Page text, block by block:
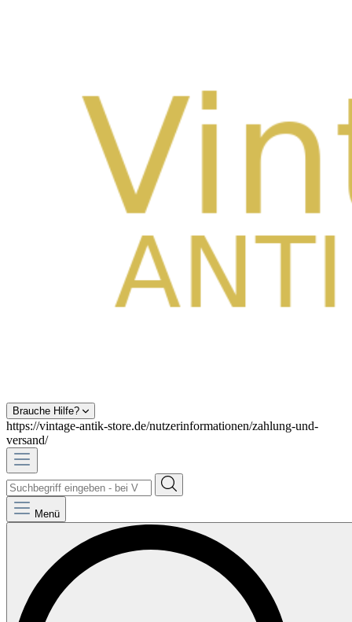
Brauche Hilfe?
https://vintage-antik-store.de/nutzerinformationen/zahlung-und-
versand/
Menü